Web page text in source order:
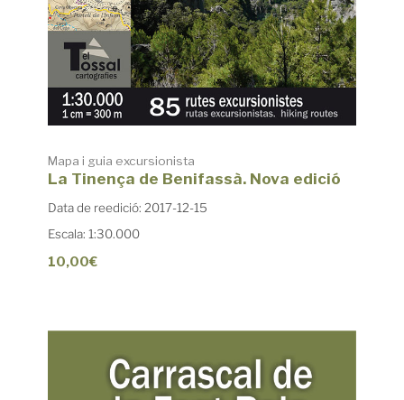
Mapa i guia excursionista
La Tinença de Benifassà. Nova edició
Data de reedició: 2017-12-15
Escala: 1:30.000
10,00€